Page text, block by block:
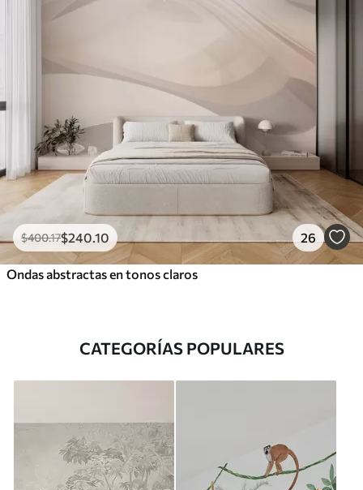
$400.17$240 .10 26
Ondas abstractas en tonos claros
CATEGORÍAS POPULARES